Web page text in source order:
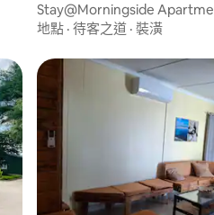
Stay@Morningside
地點 · 待客之道 · 裝潢